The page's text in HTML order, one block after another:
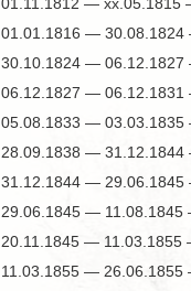
01.01.1816 — 30.08.1824
30.10.1824 — 06.12.1827
06.12.1827 — 06.12.1831
05.08.1833 — 03.03.1835
28.09.1838 — 31.12.1844
31.12.1844 — 29.06.1845
29.06.1845 — 11.08.1845
20.11.1845 — 11.03.1855
11.03.1855 — 26.06.1855